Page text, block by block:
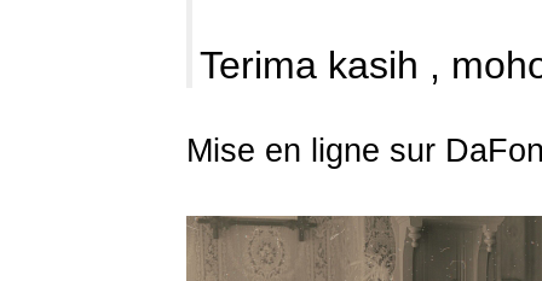
Terima kasih ,
Mise en ligne sur